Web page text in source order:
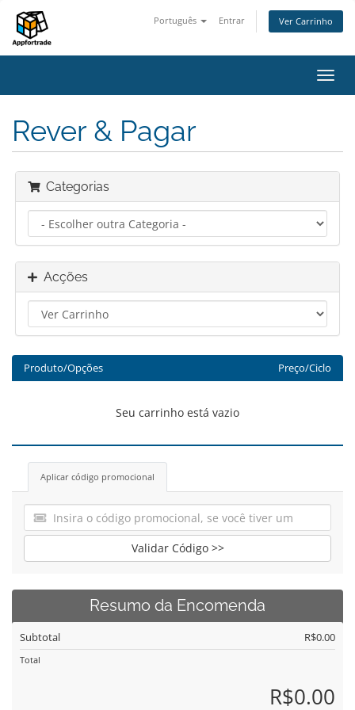
Português Entrar Ver Carrinho
Rever & Pagar
Categorias
Acções
Produto/Opções Preço/Ciclo
Seu carrinho está vazio
Aplicar código promocional
Validar Código >>
Resumo da Encomenda
Subtotal R$0.00
Total
R$0.00